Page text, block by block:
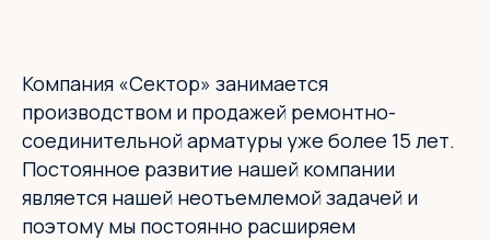
Компания «Сектор» занимается
производством и продажей ремонтно-
соединительной арматуры уже более 15 лет.
Постоянное развитие нашей компании
является нашей неотъемлемой задачей и
поэтому мы постоянно расширяем